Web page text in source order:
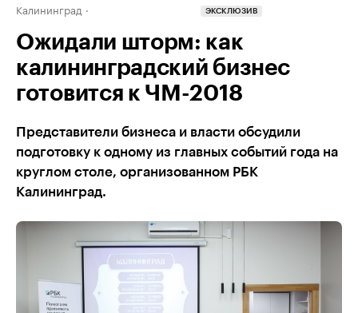
Калининград ЭКСКЛЮЗИВ
Ожидали шторм: как
калининградский бизнес
готовится к ЧМ-2018
Представители бизнеса и власти обсудили
подготовку к одному из главных событий года на
круглом столе, организованном РБК
Калининград.